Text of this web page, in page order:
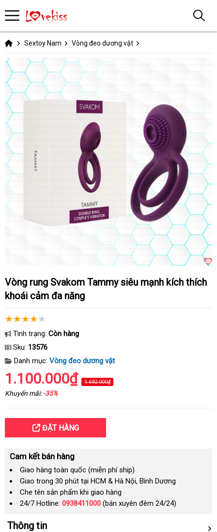
Sextoy Nam Vòng đeo dương vật
Vòng rung Svakom Tammy siêu mạnh kích thích
khoái cảm đa năng
Tình trạng: Còn hàng
Sku: 13576
Danh mục: Vòng đeo dương vật
1.100.000₫ 1.692.000₫
Khuyến mãi:-35%
ĐẶT HÀNG
Cam kết bán hàng
Giao hàng toàn quốc (miễn phí ship)
Giao trong 30 phút tại HCM & Hà Nội, Bình Dương
Che tên sản phẩm khi giao hàng
24/7 Hotline: 0938411000 (bán xuyên đêm 24/24)
Thông tin